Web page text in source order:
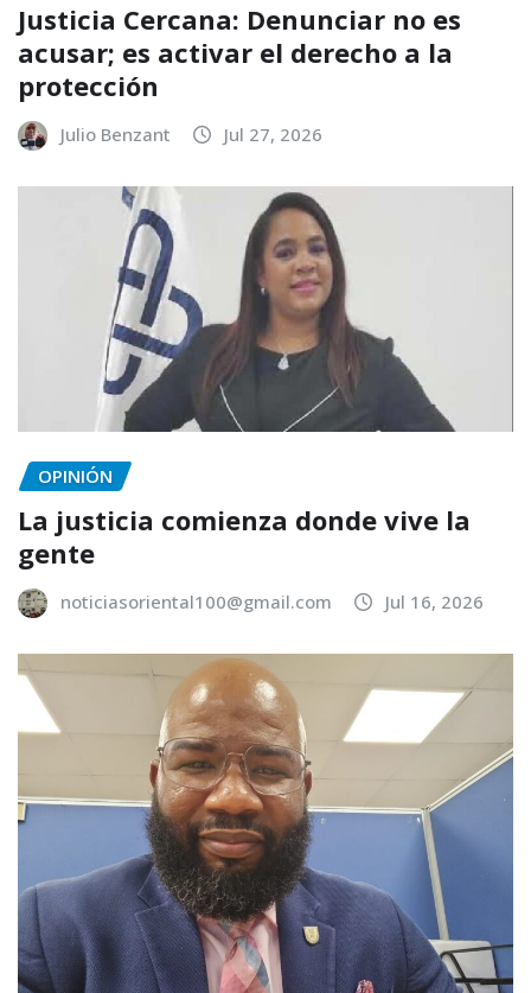
Justicia Cercana: Denunciar no es
acusar; es activar el derecho a la
protección
Julio Benzant Jul 27, 2026
OPINIÓN
La justicia comienza donde vive la
gente
noticiasoriental100@gmail.com Jul 16, 2026